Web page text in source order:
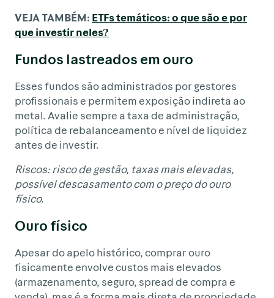
VEJA TAMBÉM: ETFs temáticos: o que são e por
que investir neles?
Fundos lastreados em ouro
Esses fundos são administrados por gestores
profissionais e permitem exposição indireta ao
metal. Avalie sempre a taxa de administração,
política de rebalanceamento e nível de liquidez
antes de investir.
Riscos: risco de gestão, taxas mais elevadas,
possível descasamento com o preço do ouro
físico.
Ouro físico
Apesar do apelo histórico, comprar ouro
fisicamente envolve custos mais elevados
(armazenamento, seguro, spread de compra e